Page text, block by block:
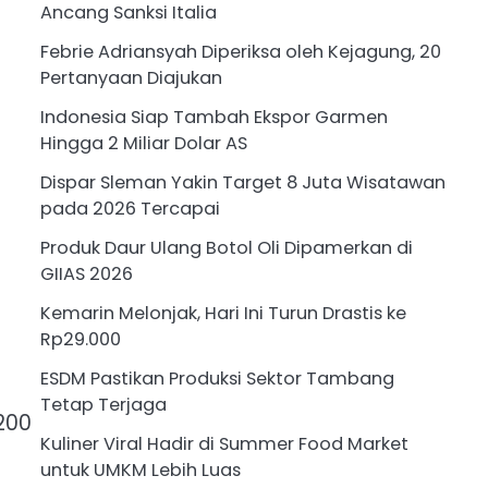
Ancang Sanksi Italia
Febrie Adriansyah Diperiksa oleh Kejagung, 20
Pertanyaan Diajukan
Indonesia Siap Tambah Ekspor Garmen
Hingga 2 Miliar Dolar AS
Dispar Sleman Yakin Target 8 Juta Wisatawan
pada 2026 Tercapai
Produk Daur Ulang Botol Oli Dipamerkan di
GIIAS 2026
Kemarin Melonjak, Hari Ini Turun Drastis ke
Rp29.000
ESDM Pastikan Produksi Sektor Tambang
Tetap Terjaga
Kuliner Viral Hadir di Summer Food Market
untuk UMKM Lebih Luas